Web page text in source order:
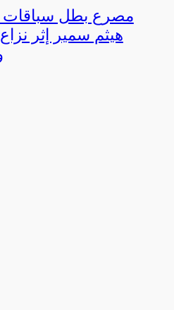
مصرع بطل سباقات
هيثم سمير إثر